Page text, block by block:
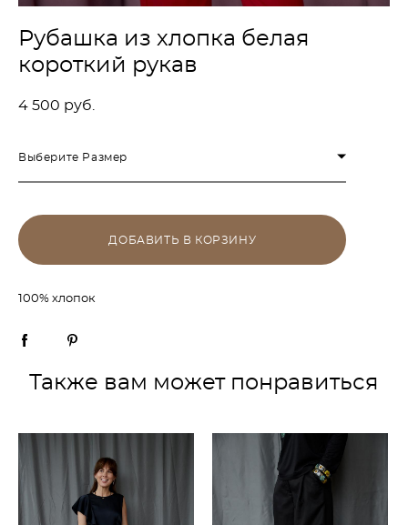
Рубашка из хлопка белая
короткий рукав
4 500 pуб.
Выберите Размер
ДОБАВИТЬ В КОРЗИНУ
100% хлопок
Также вам может понравиться